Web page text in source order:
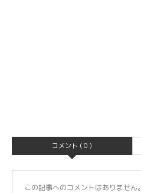
コメント ( 0 )
この記事へのコメントはありません。